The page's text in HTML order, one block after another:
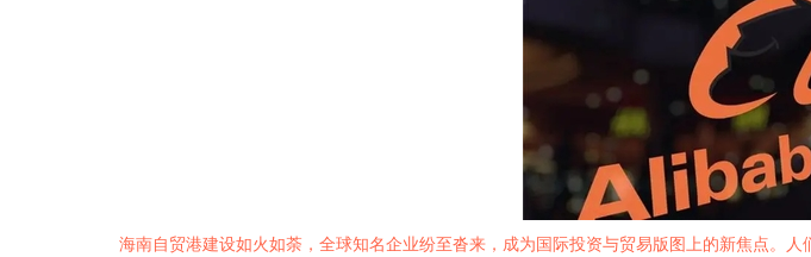
海南自贸港建设如火如荼，全球知名企业纷至沓来，成为国际投资与贸易版图上的新焦点。